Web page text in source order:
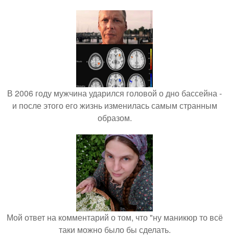
В 2006 году мужчина ударился головой о дно бассейна -
и после этого его жизнь изменилась самым странным
образом.
Мой ответ на комментарий о том, что "ну маникюр то всё
таки можно было бы сделать.